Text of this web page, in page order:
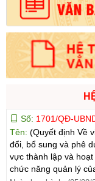
Số: 1701/QĐ-
Tên: (Quyết định Về
đổi, bổ sung và phê
vực thành lập và
chức năng quản lý